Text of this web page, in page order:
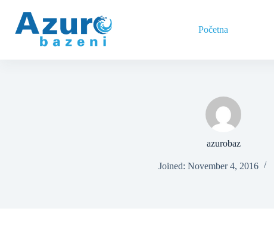
content
Početna
azurobaz
Joined: November 4, 2016